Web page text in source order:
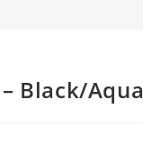
Black/Aqua